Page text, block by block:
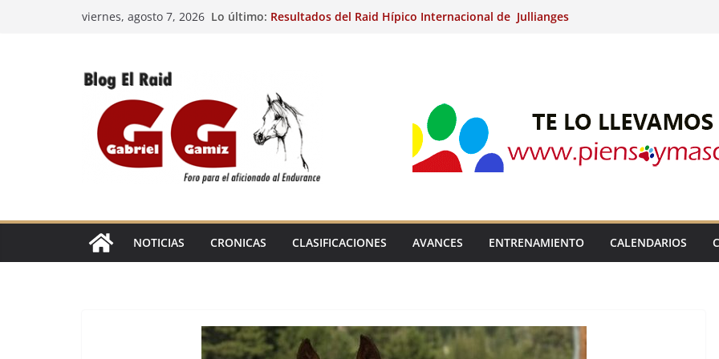
viernes, agosto 7, 2026 Lo último: Resultados del Raid Hípico Internacional de Jullianges
Caballos Jóvenes de Raid.
Raid Hípico Eladina Kung (Badajoz).
EL
NOTICIAS CRONICAS CLASIFICACIONES AVANCES ENTRENAMIENTO CALENDARIOS